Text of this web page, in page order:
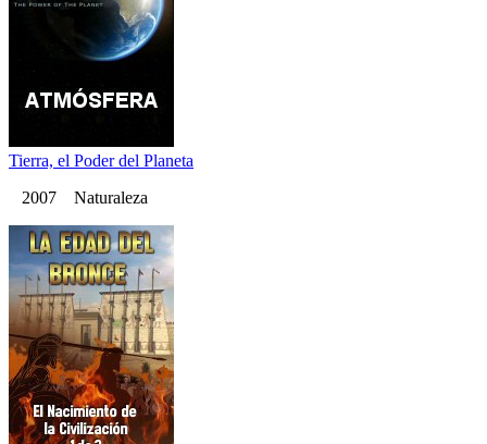
Tierra, el Poder del Planeta
2007 Naturaleza